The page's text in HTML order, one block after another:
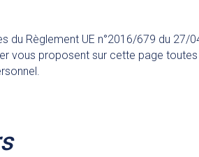
du Règlement UE n°2016/679 du 27/
vous proposent sur cette page